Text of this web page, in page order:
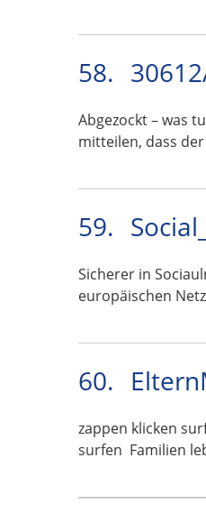
58.
Abgezockt – was
mitteilen, dass
59.
Sicherer in
europäischen
60.
zappen klicken
surfen  Familien